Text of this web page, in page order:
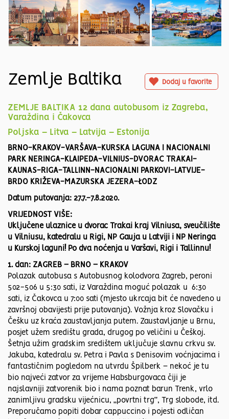
Zemlje Baltika Dodaj u favorite
ZEMLJE BALTIKA 12 dana autobusom iz Zagreba,
Varaždina i Čakovca
Poljska – Litva – Latvija – Estonija
BRNO-KRAKOV-VARŠAVA-KURSKA LAGUNA I NACIONALNI
PARK NERINGA-KLAIPEDA-VILNIUS-DVORAC TRAKAI-
KAUNAS-RIGA-TALLINN-NACIONALNI PARKOVI-LATVIJE-
BRDO KRIŽEVA-MAZURSKA JEZERA-ŁODZ
Datum putovanja: 27.7.-7.8.2020.
VRIJEDNOST VIŠE:
Uključene ulaznice u dvorac Trakai kraj Vilniusa, sveučilište
u Vilniusu, katedralu u Rigi, NP Gauja u Latviji i NP Neringa
u Kurskoj laguni! Po dva noćenja u Varšavi, Rigi i Tallinnu!
1. dan: ZAGREB – BRNO – KRAKOV
Polazak autobusa s Autobusnog kolodvora Zagreb, peroni
502-506 u 5:30 sati, iz Varaždina moguć polazak u 6:30
sati, iz Čakovca u 7:00 sati (mjesto ukrcaja bit će navedeno u
završnoj obavijesti prije putovanja). Vožnja kroz Slovačku i
Češku uz kraća zaustavljanja putem. Zaustavljanje u Brnu,
posjet užem središtu grada, drugog po veličini u Češkoj.
Šetnja užim gradskim središtem uključuje slavnu crkvu sv.
Jakuba, katedralu sv. Petra i Pavla s Denisovim voćnjacima i
fantastičnim pogledom na utvrdu Špilberk – nekoć je tu
bio najveći zatvor za vrijeme Habsburgovaca čiji je
najslavniji zatvorenik bio i nama poznat barun Trenk, vrlo
zanimljivu gradsku vijećnicu, „povrtni trg“, Trg slobode, itd.
Preporučamo popiti dobar cappuccino i pojesti odličan